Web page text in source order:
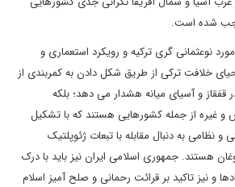
شده است.
نوعثمانی گری ترکیه و رویکرد استعماری و
خلافت ترکی از طریق شکل دادن به کمربندی از
و آسیای میانه هشدار می دهد؛ بلکه
و غیره از جمله کشورهایی هستند که با تشکیل
و نظامی به دنبال مقابله با تبعات ژئوپلتیک
هستند. جمهوری اسلامی ایران نیز باید با درک
و نیز تاکید بر قرائت رحمانی و صلح آمیز اسلام